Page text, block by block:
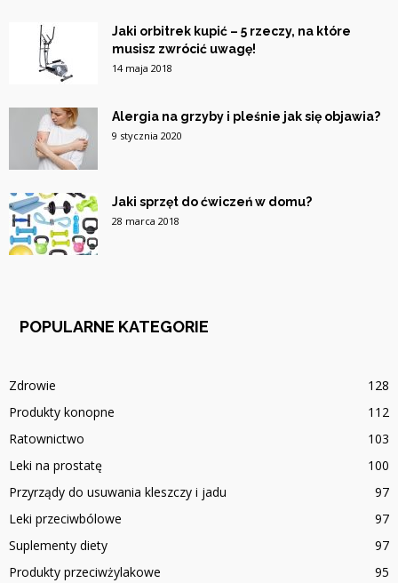
Jaki orbitrek kupić – 5 rzeczy, na które
musisz zwrócić uwagę!
14 maja 2018
Alergia na grzyby i pleśnie jak się objawia?
9 stycznia 2020
Jaki sprzęt do ćwiczeń w domu?
28 marca 2018
POPULARNE KATEGORIE
Zdrowie
128
Produkty konopne
112
Ratownictwo
103
Leki na prostatę
100
Przyrządy do usuwania kleszczy i jadu
97
Leki przeciwbólowe
97
Suplementy diety
97
Produkty przeciwżylakowe
95